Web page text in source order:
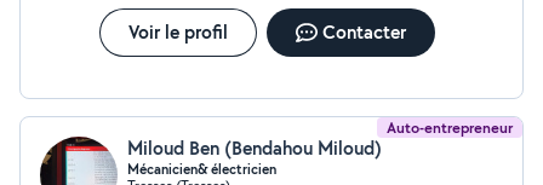
Voir le profil Contacter
Auto-entrepreneur
Miloud Ben (Bendahou Miloud)
Mécanicien& électricien